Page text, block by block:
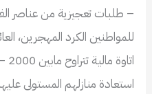
– طلبات تعجيزية من عناصر
للمواطنين الكرد المهجرين،
استعادة منازلهم المستولى